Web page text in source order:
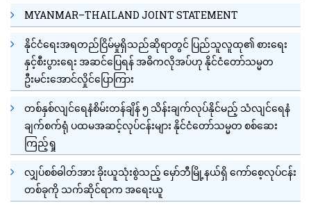
MYANMAR–THAILAND JOINT STATEMENT
နိုင်ငံရေးအရတည်ငြိမ်မှုရှိသည်ဆိုရာတွင် ပြည်သူလူထု၏ စားရေး
နှင့်စီးပွားရေး အဆင်ပြေရန် အဓိကလိုအပ်ဟု နိုင်ငံတော်သမ္မတ
ဦးမင်းအောင်လှိုင်ပြောကြား
တစ်နှစ်လျင်ရေနံစိမ်းတန်ချိန် ၅ သိန်းချက်လုပ်နိုင်မည့် သံလျင်ရေနံ
ချက်စက်ရုံ ပထမအဆင့်လုပ်ငန်းများ နိုင်ငံတော်သမ္မတ စစ်ဆေး
ကြည့်ရှု
လျှပ်စစ်ဓါတ်အား ခိုးယူသုံးစွဲသည့် မှော်ဘီမြို့နယ်ရှိ ကော်စေ့လုပ်ငန်း
တစ်ခုကို သက်ဆိုင်ရာက အရေးယူ